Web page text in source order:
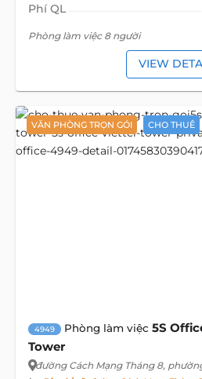
Phí QL
Phòng làm việc 8 người
VIEW
VĂN PHÒNG TRỌN GÓI CHO THUÊ
4949 Phòng làm việc 5S
Tower
đường Cách Mạng Tháng 8,